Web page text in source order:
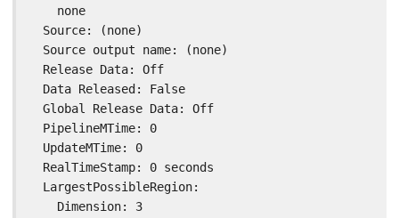
    none
  Source: (none)
  Source output name: (none)
  Release Data: Off
  Data Released: False
  Global Release Data: Off
  PipelineMTime: 0
  UpdateMTime: 0
  RealTimeStamp: 0 seconds
  LargestPossibleRegion:
    Dimension: 3